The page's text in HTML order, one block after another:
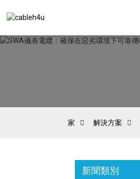
家 解決方案
新聞類別